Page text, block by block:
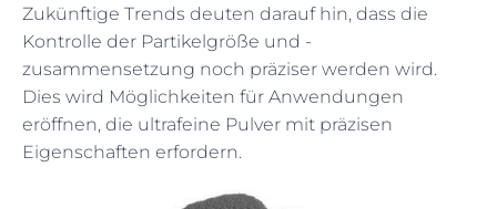
Zukünftige Trends deuten darauf hin, dass die
Kontrolle der Partikelgröße und -
zusammensetzung noch präziser werden wird.
Dies wird Möglichkeiten für Anwendungen
eröffnen, die ultrafeine Pulver mit präzisen
Eigenschaften erfordern.